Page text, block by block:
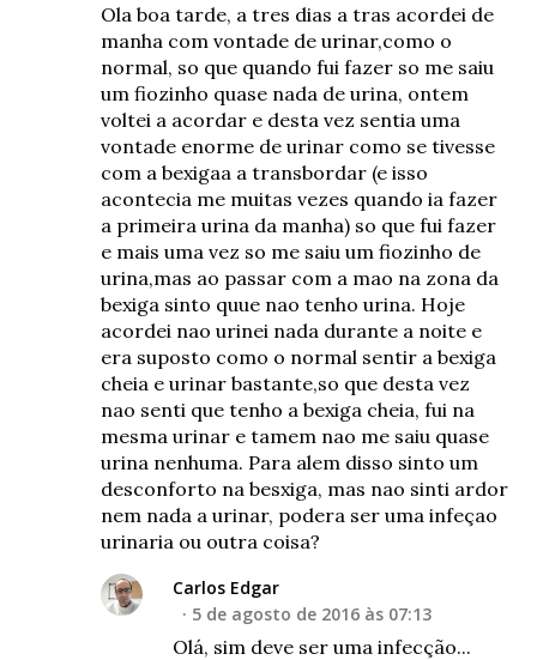
Ola boa tarde, a tres dias a tras acordei de
manha com vontade de urinar,como o
normal, so que quando fui fazer so me saiu
um fiozinho quase nada de urina, ontem
voltei a acordar e desta vez sentia uma
vontade enorme de urinar como se tivesse
com a bexigaa a transbordar (e isso
acontecia me muitas vezes quando ia fazer
a primeira urina da manha) so que fui fazer
e mais uma vez so me saiu um fiozinho de
urina,mas ao passar com a mao na zona da
bexiga sinto quue nao tenho urina. Hoje
acordei nao urinei nada durante a noite e
era suposto como o normal sentir a bexiga
cheia e urinar bastante,so que desta vez
nao senti que tenho a bexiga cheia, fui na
mesma urinar e tamem nao me saiu quase
urina nenhuma. Para alem disso sinto um
desconforto na besxiga, mas nao sinti ardor
nem nada a urinar, podera ser uma infeçao
urinaria ou outra coisa?
Carlos Edgar
5 de agosto de 2016 às 07:13
Olá, sim deve ser uma infecção...